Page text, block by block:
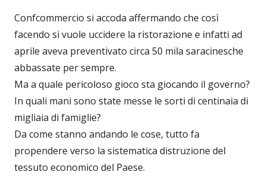
Confcommercio si accoda affermando che così
facendo si vuole uccidere la ristorazione e infatti ad
aprile aveva preventivato circa 50 mila saracinesche
abbassate per sempre.
Ma a quale pericoloso gioco sta giocando il governo?
In quali mani sono state messe le sorti di centinaia di
migliaia di famiglie?
Da come stanno andando le cose, tutto fa
propendere verso la sistematica distruzione del
tessuto economico del Paese.